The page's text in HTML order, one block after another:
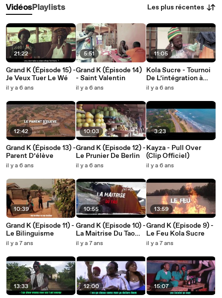
VidéosPlaylists Les plus récentes
21:22
Grand K (Épisode 15) -
Je Veux Tuer Le Wé
il y a 6 ans
12:42
Grand K (Épisode 13) -
Parent D’élève
il y a 6 ans
10:39
Grand K (Episode 11) -
Le Bilinguisme
il y a 7 ans
13:33
5:51
Grand K (Épisode 14)
- Saint Valentin
il y a 6 ans
10:03
Grand K (Episode 12) -
Le Prunier De Berlin
il y a 6 ans
10:55
Grand K (Episode 10) -
La Maitrise Du Tao
Kola Sucre
il y a 7 ans
12:00
11:05
Kola Sucre - Tournoi
De L’intégration à
Berlin
il y a 6 ans
3:23
Kayza - Pull Over
(Clip Officiel)
il y a 6 ans
13:59
Grand K (Episode 9) -
Le Feu Kola Sucre
il y a 7 ans
15:07